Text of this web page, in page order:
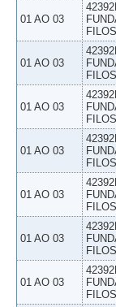
01 AO 03
01 AO 03
01 AO 03
01 AO 03
01 AO 03
01 AO 03
01 AO 03